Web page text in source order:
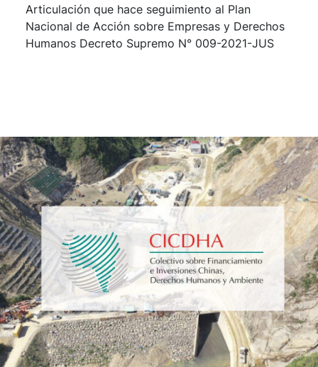
Articulación que hace seguimiento al Plan
Nacional de Acción sobre Empresas y Derechos
Humanos Decreto Supremo N° 009-2021-JUS